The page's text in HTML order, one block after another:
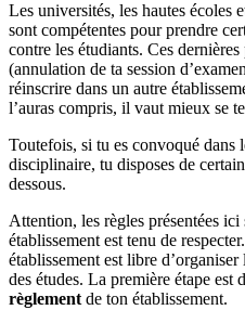
Les universités, les hautes écoles
sont compétentes pour prendre
contre les étudiants. Ces
(annulation de ta session
réinscrire dans un autre
l’auras compris, il vaut mieux se
Toutefois, si tu es convoqué dans
disciplinaire, tu disposes de
dessous.
Attention, les règles présentées
établissement est tenu de
établissement est libre
des études. La première étape est
règlement de ton établissement.